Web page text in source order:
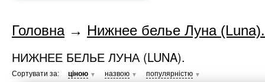
Головна→ Нижнее белье Луна (Luna).
НИЖНЕЕ БЕЛЬЕ ЛУНА (LUNA).
Сортувати за: ціною ▼ назвою ▼ популярністю ▼